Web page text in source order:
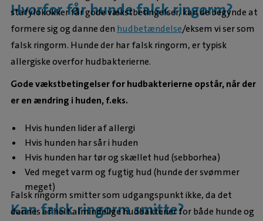
Hvorfor får hunde falsk ringorm?
stafylokokker får gode vækstbetingelser, kan de begynde at
formere sig og danne den hudbetændelse/eksem vi ser som
falsk ringorm. Hunde der har falsk ringorm, er typisk
allergiske overfor hudbakterierne.
Gode vækstbetingelser for hudbakterierne opstår, når der
er en ændring i huden, f.eks.
Hvis hunden lider af allergi
Hvis hunden har sår i huden
Hvis hunden har tør og skællet hud (sebborhea)
Ved meget varm og fugtig hud (hunde der svømmer
meget)
Kan falsk ringorm smitte?
Falsk ringorm smitter som udgangspunkt ikke, da det
dannes af helt almindelige hudbakterier for både hunde og